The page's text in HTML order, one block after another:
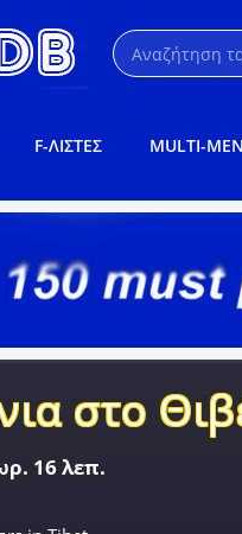
F-ΛΙΣΤΕΣ MULTI-
στο
16 λεπ.